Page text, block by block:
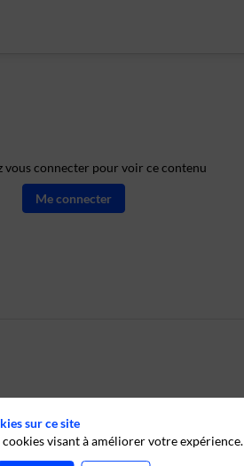
vous connecter pour voir ce contenu
Me connecter
sur ce site
visant à améliorer votre expérience.